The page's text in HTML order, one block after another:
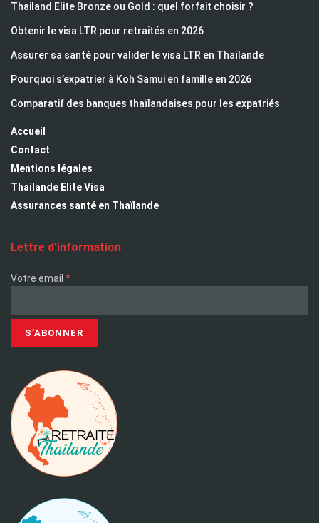
Thailand Elite Bronze ou Gold : quel forfait choisir ?
Obtenir le visa LTR pour retraités en 2026
Assurer sa santé pour valider le visa LTR en Thaïlande
Pourquoi s’expatrier à Koh Samui en famille en 2026
Comparatif des banques thaïlandaises pour les expatriés
Accueil
Contact
Mentions légales
Thailande Elite Visa
Assurances santé en Thaïlande
Lettre d’information
Votre email *